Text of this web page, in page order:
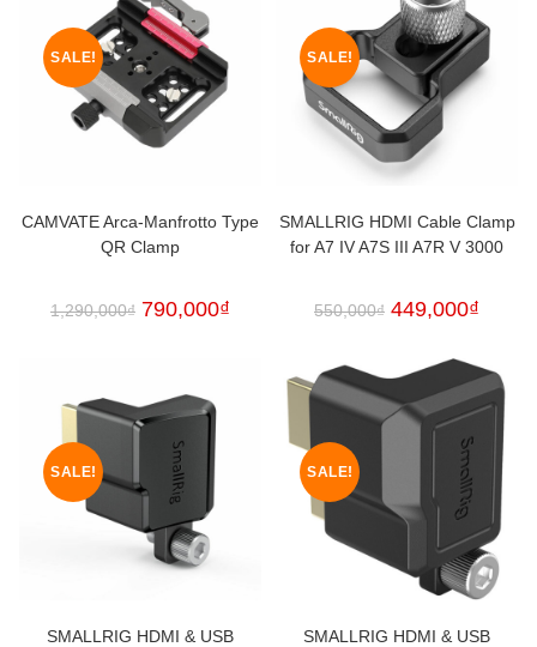
SALE!
CAMVATE Arca-Manfrotto Type
QR Clamp
1,290,000₫ 790,000₫
SALE!
SMALLRIG HDMI Cable Clamp
for A7 IV A7S III A7R V 3000
550,000₫ 449,000₫
SALE!
SMALLRIG HDMI & USB
SALE!
SMALLRIG HDMI & USB